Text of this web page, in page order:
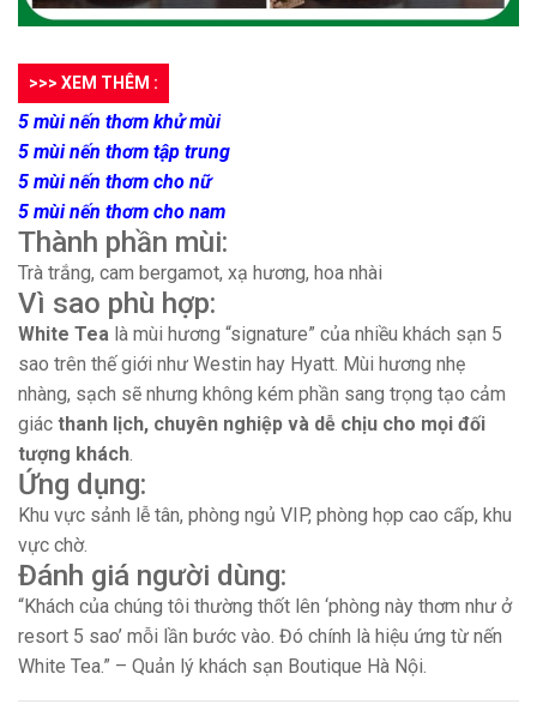
>>> XEM THÊM :
5 mùi nến thơm khử mùi
5 mùi nến thơm tập trung
5 mùi nến thơm cho nữ
5 mùi nến thơm cho nam
Thành phần mùi:
Trà trắng, cam bergamot, xạ hương, hoa nhài
Vì sao phù hợp:
White Tea là mùi hương “signature” của nhiều khách sạn 5
sao trên thế giới như Westin hay Hyatt. Mùi hương nhẹ
nhàng, sạch sẽ nhưng không kém phần sang trọng tạo cảm
giác thanh lịch, chuyên nghiệp và dễ chịu cho mọi đối
tượng khách.
Ứng dụng:
Khu vực sảnh lễ tân, phòng ngủ VIP, phòng họp cao cấp, khu
vực chờ.
Đánh giá người dùng:
“Khách của chúng tôi thường thốt lên ‘phòng này thơm như ở
resort 5 sao’ mỗi lần bước vào. Đó chính là hiệu ứng từ nến
White Tea.” – Quản lý khách sạn Boutique Hà Nội.